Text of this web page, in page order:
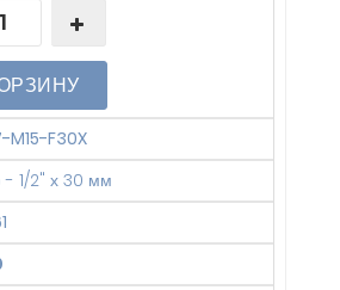
M15-F30X
- 1/2" х 30 мм